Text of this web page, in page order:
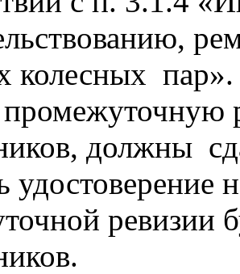
колесных
должны
удостоверение
ревизии